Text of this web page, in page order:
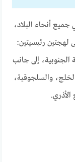
جميع أنحاء البلاد،
لهجتين رئيسيتين:
الجنوبية، إلى جانب
والسلجوقية،